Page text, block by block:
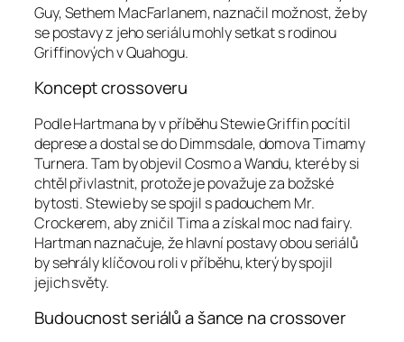
Guy, Sethem MacFarlanem, naznačil možnost, že by
se postavy z jeho seriálu mohly setkat s rodinou
Griffinových v Quahogu.
Koncept crossoveru
Podle Hartmana by v příběhu Stewie Griffin pocítil
deprese a dostal se do Dimmsdale, domova Timamy
Turnera. Tam by objevil Cosmo a Wandu, které by si
chtěl přivlastnit, protože je považuje za božské
bytosti. Stewie by se spojil s padouchem Mr.
Crockerem, aby zničil Tima a získal moc nad fairy.
Hartman naznačuje, že hlavní postavy obou seriálů
by sehrály klíčovou roli v příběhu, který by spojil
jejich světy.
Budoucnost seriálů a šance na crossover